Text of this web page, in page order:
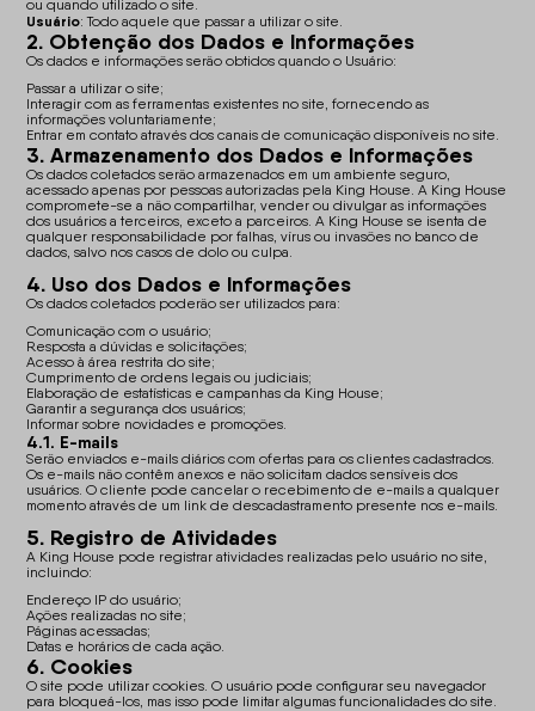
ou quando utilizado o site.
Usuário: Todo aquele que passar a utilizar o site.
2. Obtenção dos Dados e Informações
Os dados e informações serão obtidos quando o Usuário:
Passar a utilizar o site;
Interagir com as ferramentas existentes no site, fornecendo as
informações voluntariamente;
Entrar em contato através dos canais de comunicação disponíveis no site.
3. Armazenamento dos Dados e Informações
Os dados coletados serão armazenados em um ambiente seguro,
acessado apenas por pessoas autorizadas pela King House. A King House
compromete-se a não compartilhar, vender ou divulgar as informações
dos usuários a terceiros, exceto a parceiros. A King House se isenta de
qualquer responsabilidade por falhas, vírus ou invasões no banco de
dados, salvo nos casos de dolo ou culpa.
4. Uso dos Dados e Informações
Os dados coletados poderão ser utilizados para:
Comunicação com o usuário;
Resposta a dúvidas e solicitações;
Acesso à área restrita do site;
Cumprimento de ordens legais ou judiciais;
Elaboração de estatísticas e campanhas da King House;
Garantir a segurança dos usuários;
Informar sobre novidades e promoções.
4.1. E-mails
Serão enviados e-mails diários com ofertas para os clientes cadastrados.
Os e-mails não contêm anexos e não solicitam dados sensíveis dos
usuários. O cliente pode cancelar o recebimento de e-mails a qualquer
momento através de um link de descadastramento presente nos e-mails.
5. Registro de Atividades
A King House pode registrar atividades realizadas pelo usuário no site,
incluindo:
Endereço IP do usuário;
Ações realizadas no site;
Páginas acessadas;
Datas e horários de cada ação.
6. Cookies
O site pode utilizar cookies. O usuário pode configurar seu navegador
para bloqueá-los, mas isso pode limitar algumas funcionalidades do site.